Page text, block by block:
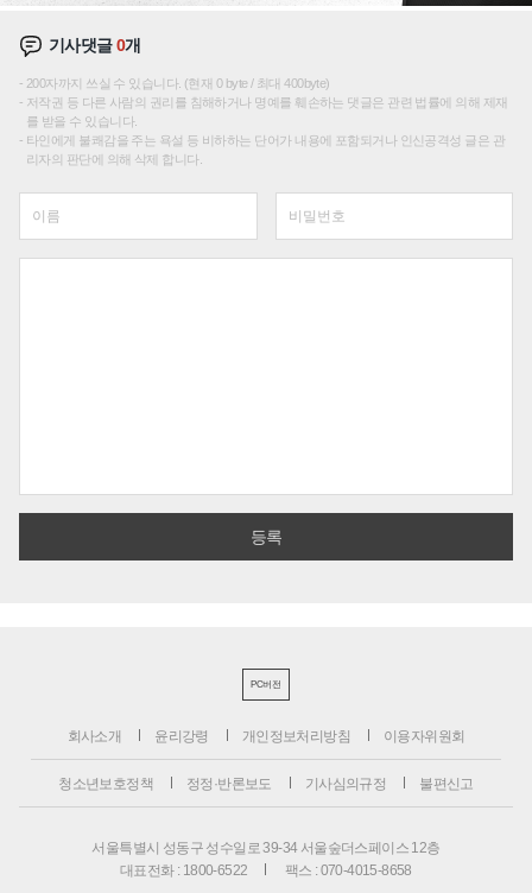
기사댓글0개
200자까지 쓰실 수 있습니다. (현재 0 byte / 최대 400byte)
저작권 등 다른 사람의 권리를 침해하거나 명예를 훼손하는 댓글은 관련 법률에 의해 제재
를 받을 수 있습니다.
타인에게 불쾌감을 주는 욕설 등 비하하는 단어가 내용에 포함되거나 인신공격성 글은 관
리자의 판단에 의해 삭제 합니다.
PC버전
회사소개 윤리강령 개인정보처리방침 이용자위원회
청소년보호정책 정정·반론보도 기사심의규정 불편신고
서울특별시 성동구 성수일로 39-34 서울숲더스페이스 12층
대표전화 : 1800-6522
팩스 : 070-4015-8658